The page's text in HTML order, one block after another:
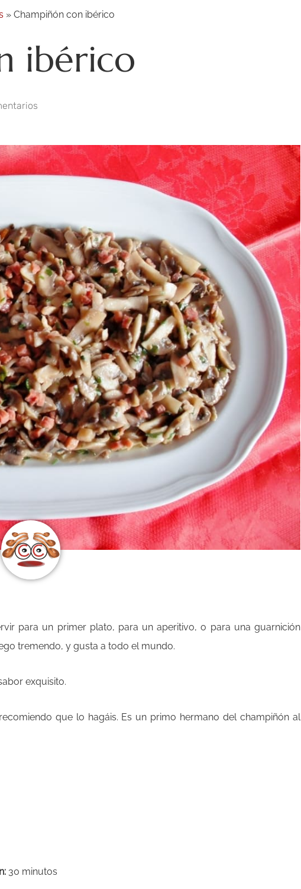
» Champiñón con ibérico
ibérico
para un primer plato, para un aperitivo, o para una guarnición
tremendo, y gusta a todo el mundo.
exquisito.
que lo hagáis. Es un primo hermano del champiñón al
30 minutos